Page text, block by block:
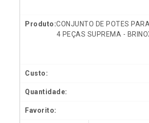
CONJUNTO DE POTES
4 PEÇAS SUPREMA -